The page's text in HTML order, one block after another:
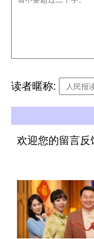
读者暱称:
欢迎您的留言反